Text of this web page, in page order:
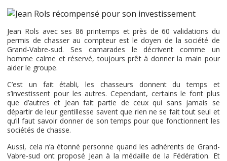
Jean Rols avec ses 86 printemps et près de 60 validations du
permis de chasser au compteur est le doyen de la société de
Grand-Vabre-sud. Ses camarades le décrivent comme un
homme calme et réservé, toujours prêt à donner la main pour
aider le groupe.
C’est un fait établi, les chasseurs donnent du temps et
s’investissent pour les autres. Cependant, certains le font plus
que d’autres et Jean fait partie de ceux qui sans jamais se
départir de leur gentillesse savent que rien ne se fait tout seul et
qu’il faut savoir donner de son temps pour que fonctionnent les
sociétés de chasse.
Aussi, cela n’a étonné personne quand les adhérents de Grand-
Vabre-sud ont proposé Jean à la médaille de la Fédération. Et